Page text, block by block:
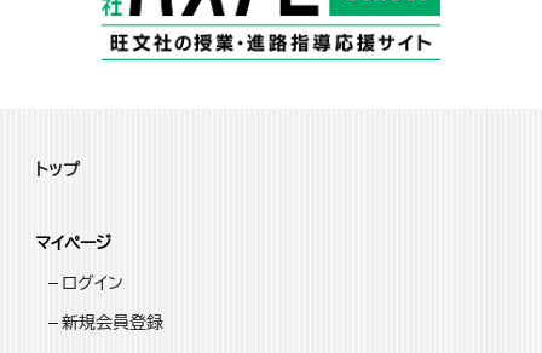
トップ
マイページ
ログイン
新規会員登録